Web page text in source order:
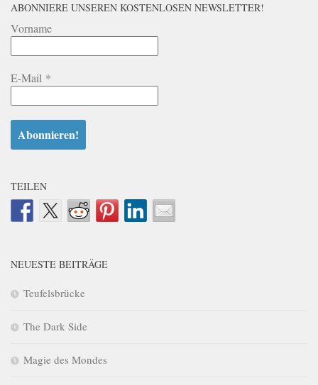
ABONNIERE UNSEREN KOSTENLOSEN NEWSLETTER!
Vorname
E-Mail *
TEILEN
NEUESTE BEITRÄGE
Teufelsbrücke
The Dark Side
Magie des Mondes